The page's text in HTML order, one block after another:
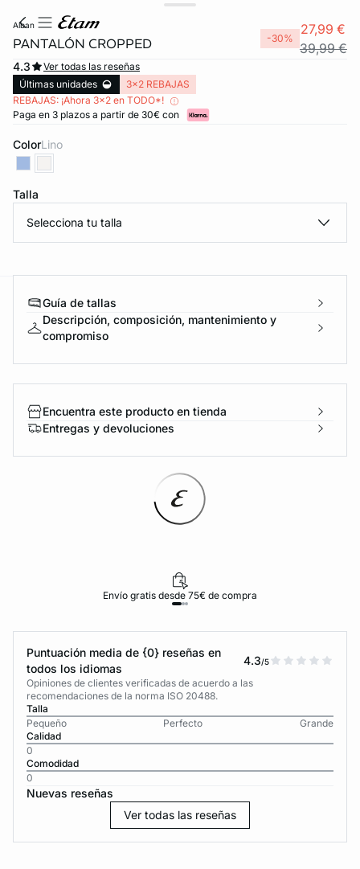
alban
PANTALÓN CROPPED -30%
27,99 €
39,99 €
4.3
Ver todas las reseñas
Últimas unidades
3x2 REBAJAS
REBAJAS: ¡Ahora 3x2 en TODO*!
Paga en 3 plazos a partir de 30€ con
Color lino
Talla
Selecciona tu talla
Guía de tallas
Descripción, composición, mantenimiento y
compromiso
Encuentra este producto en tienda
Entregas y devoluciones
Envío gratis desde 75€ de compra
Puntuación media de {0} reseñas en
todos los idiomas
4.3/5
Opiniones de clientes verificadas de acuerdo a las
recomendaciones de la norma ISO 20488.
Talla
Pequeño
Perfecto
Grande
Calidad
0
Comodidad
0
Nuevas reseñas
Ver todas las reseñas